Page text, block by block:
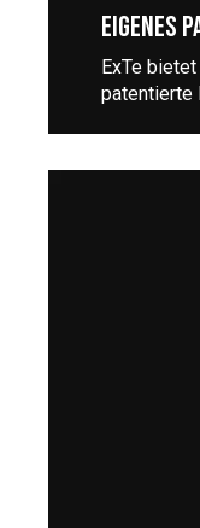
EIGENES
ExTe
patentierte